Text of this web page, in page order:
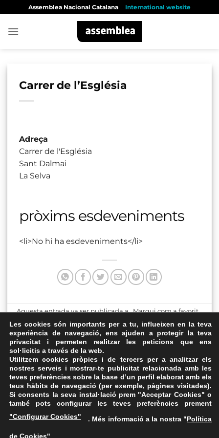
content
Assemblea Nacional Catalana International website
Carrer de l’Església
Adreça
Carrer de l'Església
Sant Dalmai
La Selva
pròxims esdeveniments
<li>No hi ha esdeveniments</li>
Aquesta entrada va ser publicada a . Marqui com a favorit
Enllaç permanent
Jutjat Nou
Punt de sortida, Parc de la
Riera
FAQs
Les cookies són importants per a tu, influeixen en la teva
experiència de navegació, ens ajuden a protegir la teva
privacitat i permeten realitzar les peticions que ens
sol·licitis a través de la web.
Utilitzem cookies pròpies i de tercers per a analitzar els
nostres serveis i mostrar-te publicitat relacionada amb les
teves preferències sobre la base d’un perfil elaborat amb els
teus hàbits de navegació (per exemple, pàgines visitades).
Si consents la seva instal·lació prem "Acceptar Cookies" o
també pots configurar les teves preferències prement
"Configurar Cookies"
. Més informació a la nostra "Política
de Cookies"